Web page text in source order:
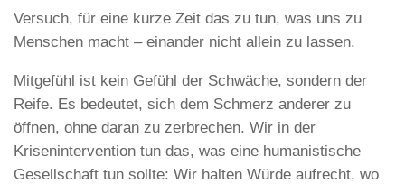
Versuch, für eine kurze Zeit das zu tun, was uns zu
Menschen macht – einander nicht allein zu lassen.
Mitgefühl ist kein Gefühl der Schwäche, sondern der
Reife. Es bedeutet, sich dem Schmerz anderer zu
öffnen, ohne daran zu zerbrechen. Wir in der
Krisenintervention tun das, was eine humanistische
Gesellschaft tun sollte: Wir halten Würde aufrecht, wo